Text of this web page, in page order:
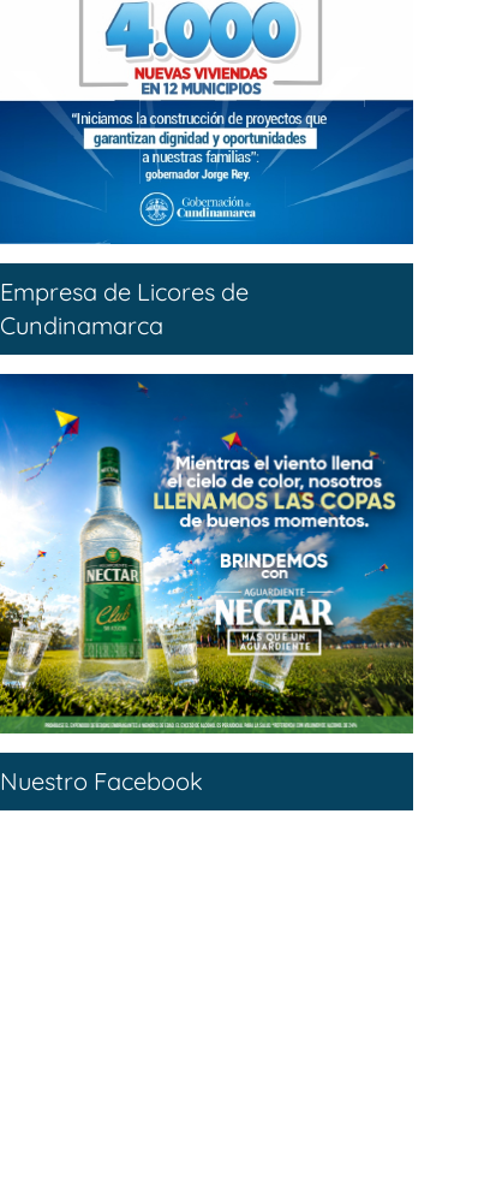
Empresa de Licores de
Cundinamarca
Nuestro Facebook